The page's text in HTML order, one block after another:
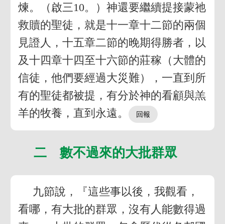
煉。（啟三10。）神還要繼續提接蒙祂
救贖的聖徒，就是十一章十二節的兩個
見證人，十五章二節的晚期得勝者，以
及十四章十四至十六節的莊稼（大體的
信徒，他們要經過大災難），一直到所
有的聖徒都被提，有分於神的看顧與羔
羊的牧養，直到永遠。
二 數不過來的大批群眾
九節說，『這些事以後，我觀看，
看哪，有大批的群眾，沒有人能數得過